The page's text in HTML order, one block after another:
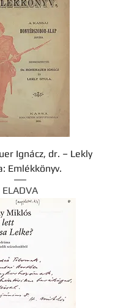
Ignácz, dr. – Lekly
Emlékkönyv.
ELADVA